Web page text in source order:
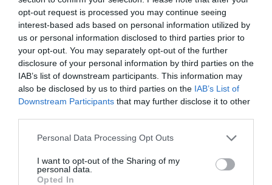
opt-out request is processed you may continue seeing
interest-based ads based on personal information utilized by
us or personal information disclosed to third parties prior to
your opt-out. You may separately opt-out of the further
disclosure of your personal information by third parties on the
IAB’s list of downstream participants. This information may
also be disclosed by us to third parties on the IAB’s List of
Downstream Participants that may further disclose it to other
Personal Data Processing Opt Outs
I want to opt-out of the Sharing of my
personal data.
Opted In
BLU83120a commenté l'article :
Incivilités à Bangkok : 22 passagers chinois refusés à
bord après une course-poursuite, l’incident devient
diplomatique
BLU83120a commenté l'article :
diplomatique